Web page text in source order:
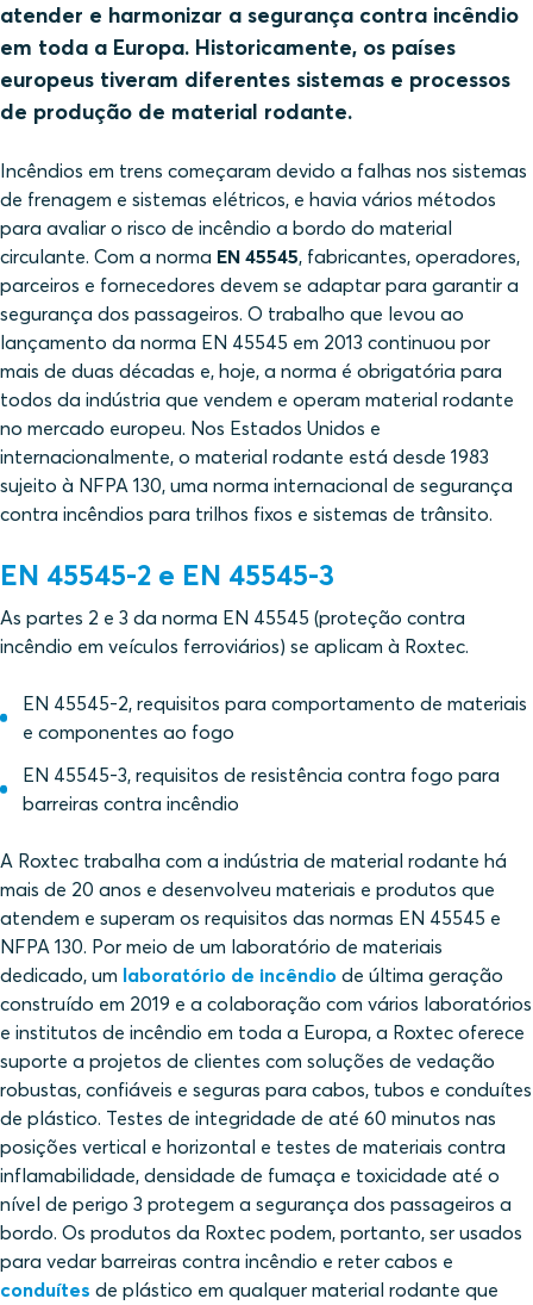
atender e harmonizar a segurança contra incêndio
em toda a Europa. Historicamente, os países
europeus tiveram diferentes sistemas e processos
de produção de material rodante.
Incêndios em trens começaram devido a falhas nos sistemas
de frenagem e sistemas elétricos, e havia vários métodos
para avaliar o risco de incêndio a bordo do material
circulante. Com a norma EN 45545, fabricantes, operadores,
parceiros e fornecedores devem se adaptar para garantir a
segurança dos passageiros. O trabalho que levou ao
lançamento da norma EN 45545 em 2013 continuou por
mais de duas décadas e, hoje, a norma é obrigatória para
todos da indústria que vendem e operam material rodante
no mercado europeu. Nos Estados Unidos e
internacionalmente, o material rodante está desde 1983
sujeito à NFPA 130, uma norma internacional de segurança
contra incêndios para trilhos fixos e sistemas de trânsito.
EN 45545-2 e EN 45545-3
As partes 2 e 3 da norma EN 45545 (proteção contra
incêndio em veículos ferroviários) se aplicam à Roxtec.
EN 45545-2, requisitos para comportamento de materiais
e componentes ao fogo
EN 45545-3, requisitos de resistência contra fogo para
barreiras contra incêndio
A Roxtec trabalha com a indústria de material rodante há
mais de 20 anos e desenvolveu materiais e produtos que
atendem e superam os requisitos das normas EN 45545 e
NFPA 130. Por meio de um laboratório de materiais
dedicado, um laboratório de incêndio de última geração
construído em 2019 e a colaboração com vários laboratórios
e institutos de incêndio em toda a Europa, a Roxtec oferece
suporte a projetos de clientes com soluções de vedação
robustas, confiáveis e seguras para cabos, tubos e conduítes
de plástico. Testes de integridade de até 60 minutos nas
posições vertical e horizontal e testes de materiais contra
inflamabilidade, densidade de fumaça e toxicidade até o
nível de perigo 3 protegem a segurança dos passageiros a
bordo. Os produtos da Roxtec podem, portanto, ser usados
para vedar barreiras contra incêndio e reter cabos e
conduítes de plástico em qualquer material rodante que